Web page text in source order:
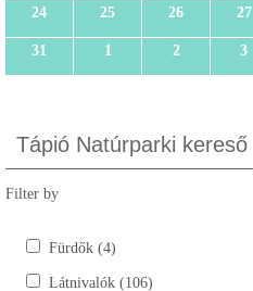
24 25 26 27
31 1 2 3
Tápió Natúrparki kereső
Filter by
Fürdők (4)
Látnivalók (106)